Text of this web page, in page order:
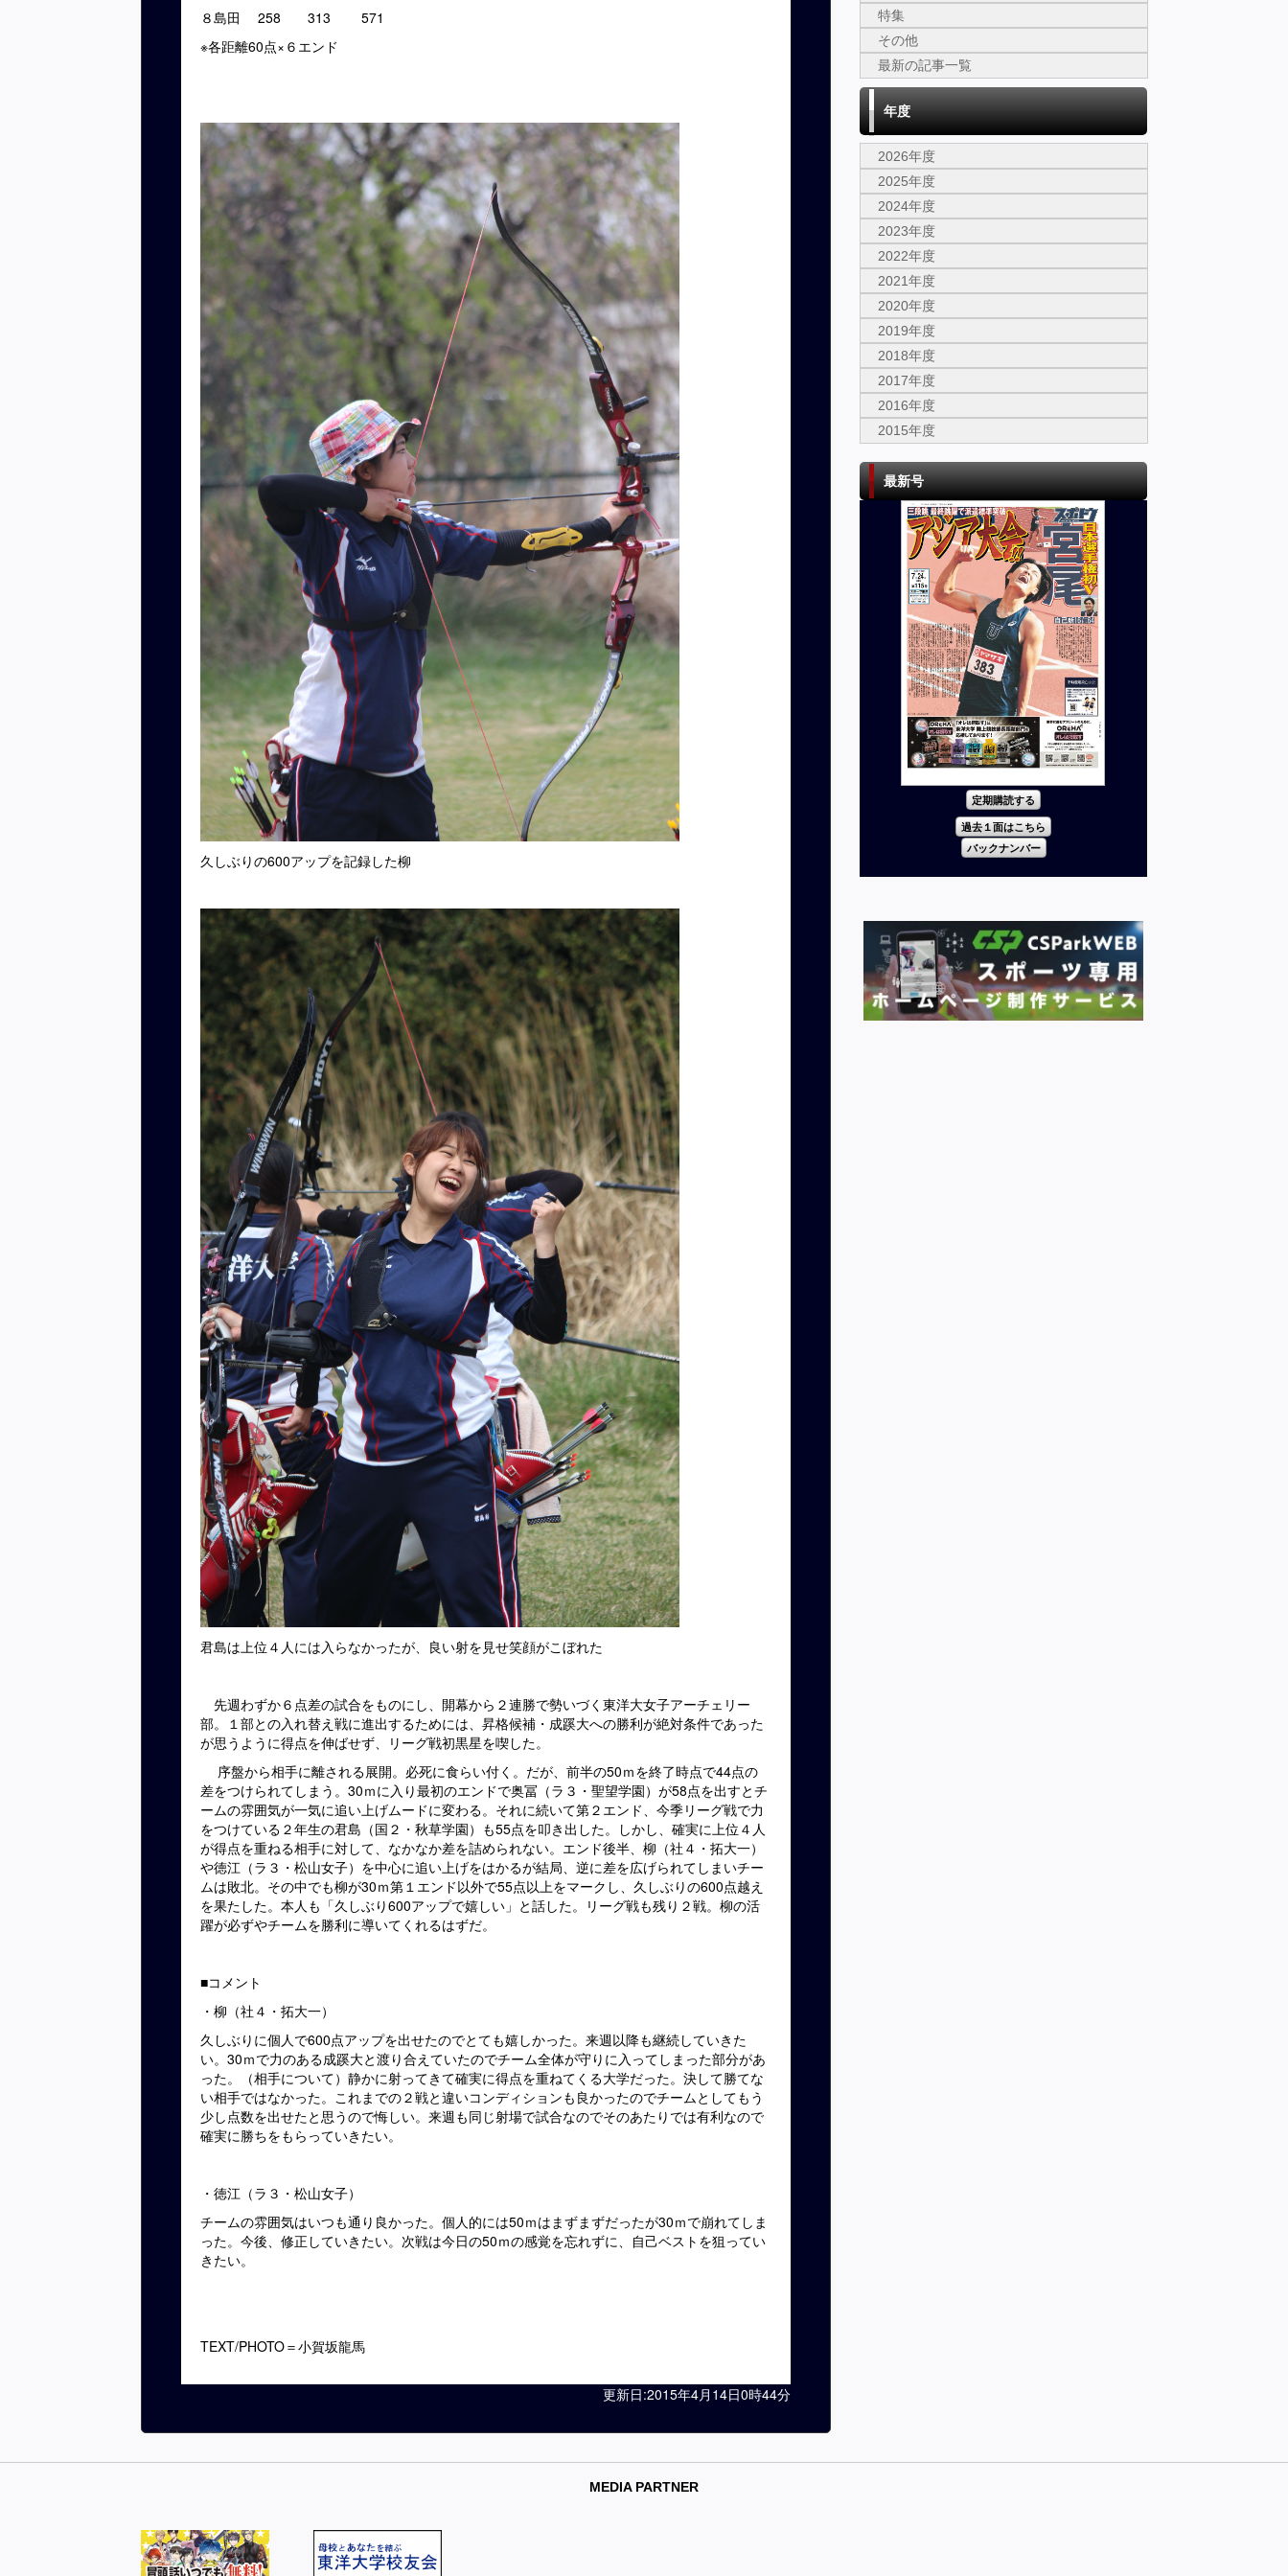
８島田 258 313 571
※各距離60点×６エンド
久しぶりの600アップを記録した柳
君島は上位４人には入らなかったが、良い射を見せ笑顔がこぼれた
先週わずか６点差の試合をものにし、開幕から２連勝で勢いづく東洋大女子アーチェリー
部。１部との入れ替え戦に進出するためには、昇格候補・成蹊大への勝利が絶対条件であった
が思うように得点を伸ばせず、リーグ戦初黒星を喫した。
序盤から相手に離される展開。必死に食らい付く。だが、前半の50ｍを終了時点で44点の
差をつけられてしまう。30ｍに入り最初のエンドで奥冨（ラ３・聖望学園）が58点を出すとチ
ームの雰囲気が一気に追い上げムードに変わる。それに続いて第２エンド、今季リーグ戦で力
をつけている２年生の君島（国２・秋草学園）も55点を叩き出した。しかし、確実に上位４人
が得点を重ねる相手に対して、なかなか差を詰められない。エンド後半、柳（社４・拓大一）
や徳江（ラ３・松山女子）を中心に追い上げをはかるが結局、逆に差を広げられてしまいチー
ムは敗北。その中でも柳が30ｍ第１エンド以外で55点以上をマークし、久しぶりの600点越え
を果たした。本人も「久しぶり600アップで嬉しい」と話した。リーグ戦も残り２戦。柳の活
躍が必ずやチームを勝利に導いてくれるはずだ。
■コメント
・柳（社４・拓大一）
久しぶりに個人で600点アップを出せたのでとても嬉しかった。来週以降も継続していきた
い。30ｍで力のある成蹊大と渡り合えていたのでチーム全体が守りに入ってしまった部分があ
った。（相手について）静かに射ってきて確実に得点を重ねてくる大学だった。決して勝てな
い相手ではなかった。これまでの２戦と違いコンディションも良かったのでチームとしてもう
少し点数を出せたと思うので悔しい。来週も同じ射場で試合なのでそのあたりでは有利なので
確実に勝ちをもらっていきたい。
・徳江（ラ３・松山女子）
チームの雰囲気はいつも通り良かった。個人的には50ｍはまずまずだったが30ｍで崩れてしま
った。今後、修正していきたい。次戦は今日の50ｍの感覚を忘れずに、自己ベストを狙ってい
きたい。
TEXT/PHOTO＝小賀坂龍馬
更新日:2015年4月14日0時44分
特集
その他
最新の記事一覧
年度
2026年度
2025年度
2024年度
2023年度
2022年度
2021年度
2020年度
2019年度
2018年度
2017年度
2016年度
2015年度
最新号
定期購読する
過去１面はこちら
バックナンバー
MEDIA PARTNER